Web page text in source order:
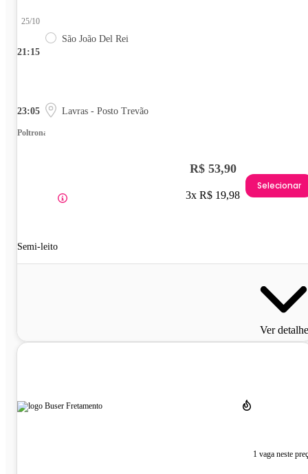
21:15
25/10
São João Del Rei
23:05 Lavras - Posto Trevão
Poltrona
Semi-leito
R$ 53,90
3x R$ 19,98
Selecionar
Ver
1 vaga neste